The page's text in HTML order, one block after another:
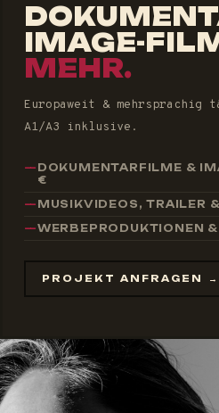
IMAGE-
MEHR.
Europaweit & mehrsprachig
A1/A3 inklusive.
DOKUMENTARFILME &
€
MUSIKVIDEOS, TRAILER
WERBEPRODUKTIONEN
PROJEKT ANFRAGEN →